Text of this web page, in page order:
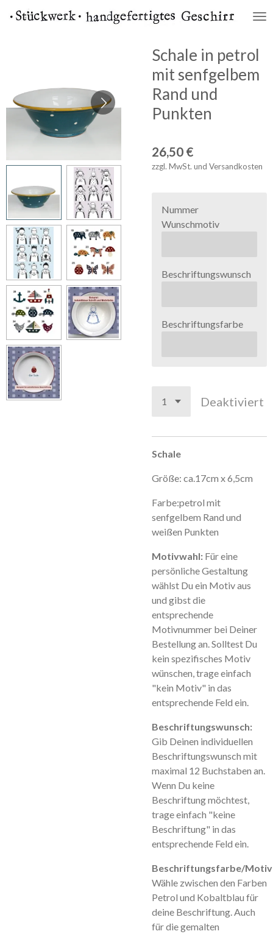
Zum
Schale in petrol
mit senfgelbem
Rand und
Punkten
26,50 €
zzgl. MwSt. und Versandkosten
Nummer
Wunschmotiv
Beschriftungswunsch
Beschriftungsfarbe
Deaktiviert
Schale
Größe: ca.17cm x 6,5cm
Farbe:petrol mit
senfgelbem Rand und
weißen Punkten
Motivwahl: Für eine
persönliche Gestaltung
wählst Du ein Motiv aus
und gibst die
entsprechende
Motivnummer bei Deiner
Bestellung an. Solltest Du
kein spezifisches Motiv
wünschen, trage einfach
"kein Motiv" in das
entsprechende Feld ein.
Beschriftungswunsch:
Gib Deinen individuellen
Beschriftungswunsch mit
maximal 12 Buchstaben an.
Wenn Du keine
Beschriftung möchtest,
trage einfach "keine
Beschriftung" in das
entsprechende Feld ein.
Beschriftungsfarbe/
Wähle zwischen den Farben
Petrol und Kobaltblau für
deine Beschriftung. Auch
für die gemalten